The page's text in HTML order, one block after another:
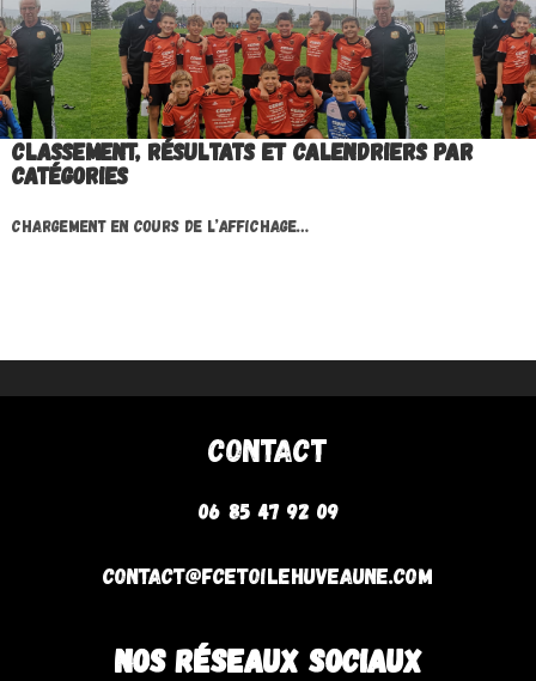
Classement, résultats et calendriers par
catégories
Chargement en cours de l’affichage…
Contact
06 85 47 92 09
contact@fcetoilehuveaune.com
NOS RÉSEAUX SOCIAUX